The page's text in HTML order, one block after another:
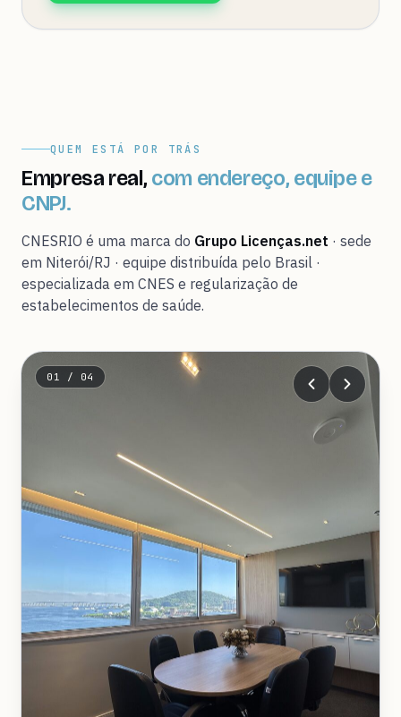
QUEM ESTÁ POR TRÁS
Empresa real, com endereço, equipe e
CNPJ.
CNESRIO é uma marca do Grupo Licenças.net · sede
em Niterói/RJ · equipe distribuída pelo Brasil ·
especializada em CNES e regularização de
estabelecimentos de saúde.
01 / 04